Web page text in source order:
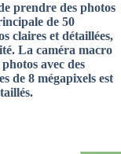
prendre des photos
de 50
claires et détaillées,
La caméra macro
avec des
de 8 mégapixels est